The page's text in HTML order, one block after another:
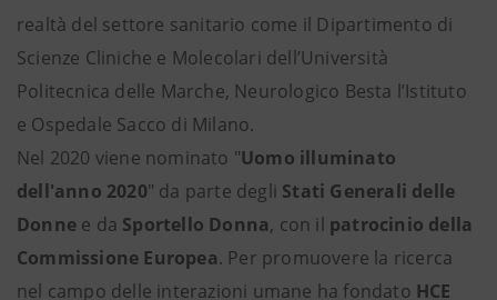
realtà del settore sanitario come il Dipartimento di
Scienze Cliniche e Molecolari dell’Università
Politecnica delle Marche, Neurologico Besta l’Istituto
e Ospedale Sacco di Milano.
Nel 2020 viene nominato "Uomo illuminato
dell'anno 2020" da parte degli Stati Generali delle
Donne e da Sportello Donna, con il patrocinio della
Commissione Europea. Per promuovere la ricerca
nel campo delle interazioni umane ha fondato HCE